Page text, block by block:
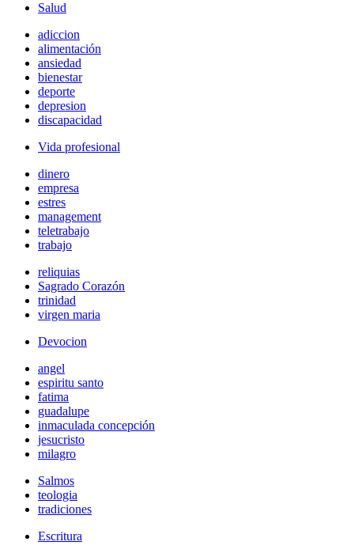
Salud
adiccion
alimentación
ansiedad
bienestar
deporte
depresion
discapacidad
Vida profesional
dinero
empresa
estres
management
teletrabajo
trabajo
reliquias
Sagrado Corazón
trinidad
virgen maria
Devocion
angel
espiritu santo
fatima
guadalupe
inmaculada concepción
jesucristo
milagro
Salmos
teologia
tradiciones
Escritura